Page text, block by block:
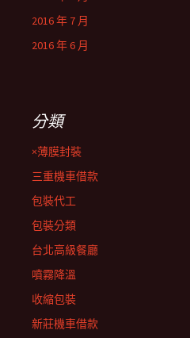
2016 年 7 月
2016 年 6 月
分類
×薄膜封裝
三重機車借款
包裝代工
包裝分類
台北高級餐廳
噴霧降溫
收縮包裝
新莊機車借款